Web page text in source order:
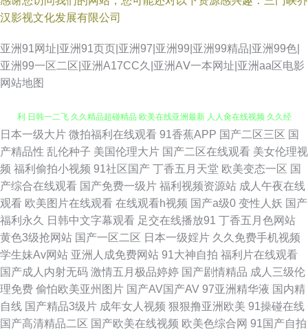
汉影视文化发展有限公司
亚洲91网址|亚洲91页页|亚洲97|亚洲99|亚洲99精品|亚洲99色|
亚洲99一区二区|亚洲A17CC久|亚洲AⅤ一本网址|亚洲aa区电影
网站地图
伊人色色 欧美日韩色导航 温柔贤淑的清纯美女 深夜福利影院深 午夜成人福
利 日韩一二飞 久久精品超碰精品 欧美在线亚洲最新 人人肏在线视频 久久经
典三级 萌白酱一线天自慰 国产AV高清 九九在线视频 99色99 老湿机福利在
线导航 日本超碰无码 亚洲精品视频二区 精品成人福利精品导航 老湿机资源
网 www黄色网站 国产成人综合亚洲专区 国产视频黑丝 日本午夜福利影院
www日本黄色 豆花吃瓜社区跳转 黄色电影A片网址 91大神网页 亚洲狼人AV
日本一级大片 微拍福利在线观看 91香蕉APP 国产二区三区 国
产精品性 乱伦种子 美国伦理大片 国产二区在线观看 美女伦理视
频 福利偷拍小视频 91社区国产 丁香五月天堂 欧美变态一区 国
产综合在线观看 国产免费一级片 福利视频资源站 成人午夜在线
观看 欧美图片在线观看 在线观看h视频 国产a级0 变性人妖 国产
福利永久
日韩中文字幕观看 足交在线播放91 丁香五月色网站
黄色3级抢网站 国产一区二区 日本一级婬片 久久免费手机视频
学生妹Av网站 亚洲人成免费网站 91大神自拍 福利片在线观看
国产成人内射无码 激情五月极品婷婷 国产剧情精品 成人三级伦
理免费 偷怕欧美亚州图片 国产AV国产AV 97亚洲精华液 国内精
自线 国产精品3级片 成年女人视频 狠狠撸亚洲欧美 91操碰在线
国产高清精品二区 国产欧美在线视频 欧美色综合网 91国产自拍